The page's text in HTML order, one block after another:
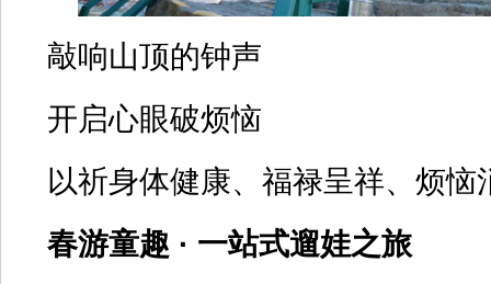
敲响山顶的钟声
开启心眼破烦恼
以祈身体健康、福禄呈祥、烦恼
春游童趣 · 一站式遛娃之旅